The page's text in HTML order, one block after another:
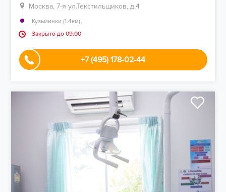
Москва, 7-я ул.Текстильщиков, д.4
Кузьминки (1.4км),
Закрыто до 09:00
+7 (495) 178-02-44